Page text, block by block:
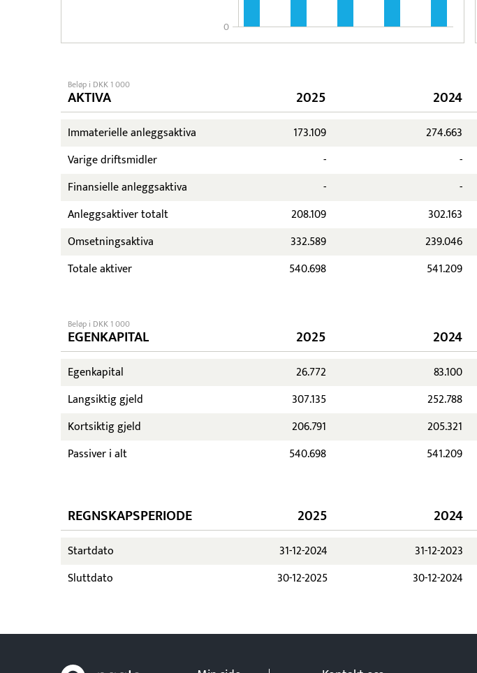
0
Beløp i DKK 1 000
AKTIVA 2025 2024
Immaterielle anleggsaktiva 173.109 274.663
Varige driftsmidler
- -
Finansielle anleggsaktiva
- -
Anleggsaktiver totalt
208.109 302.163
Omsetningsaktiva
332.589 239.046
Totale aktiver
540.698 541.209
Beløp i DKK 1 000
EGENKAPITAL 2025 2024
Egenkapital 26.772 83.100
Langsiktig gjeld
307.135 252.788
Kortsiktig gjeld
206.791 205.321
Passiver i alt
540.698 541.209
REGNSKAPSPERIODE 2025 2024
Startdato 31-12-2024 31-12-2023
Sluttdato
30-12-2025 30-12-2024